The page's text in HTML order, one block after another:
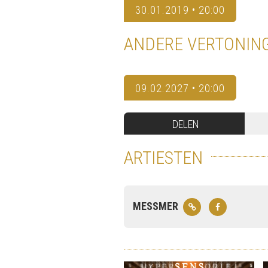
30.01.2019 • 20:00
ANDERE
09.02.2027 • 20:00
DELEN
ARTIESTEN
MESSMER